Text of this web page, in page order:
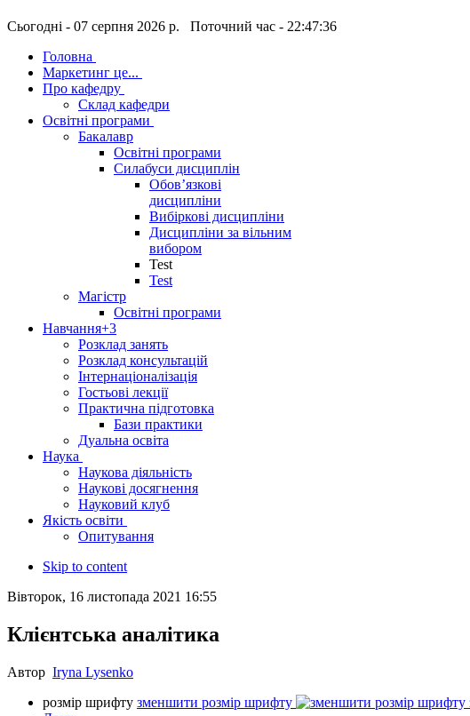
Сьогодні - 07 серпня 2026 р. Поточний час - 22:47:36
Головна
Маркетинг це...
Про кафедру
Склад кафедри
Освітні програми
Бакалавр
Освітні програми
Силабуси дисциплін
Обов’язкові
дисципліни
Вибіркові дисципліни
Дисципліни за вільним
вибором
Test
Test
Магістр
Освітні програми
Навчання+3
Розклад занять
Розклад консультацій
Інтернаціоналізація
Гостьові лекції
Практична підготовка
Бази практики
Дуальна освіта
Наука
Наукова діяльність
Наукові досягнення
Науковий клуб
Якість освіти
Опитування
Skip to content
Вівторок, 16 листопада 2021 16:55
Клієнтська аналітика
Автор Iryna Lysenko
розмір шрифту зменшити розмір шрифту